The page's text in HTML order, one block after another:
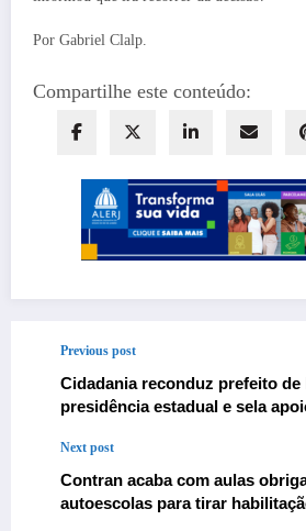
Por Gabriel Clalp.
Compartilhe este conteúdo:
Previous post
Cidadania reconduz prefeito de
presidência estadual e sela
Next post
Contran acaba com aulas
autoescolas para tirar